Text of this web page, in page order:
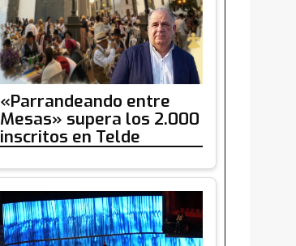
«Parrandeando entre
Mesas» supera los 2.000
inscritos en Telde